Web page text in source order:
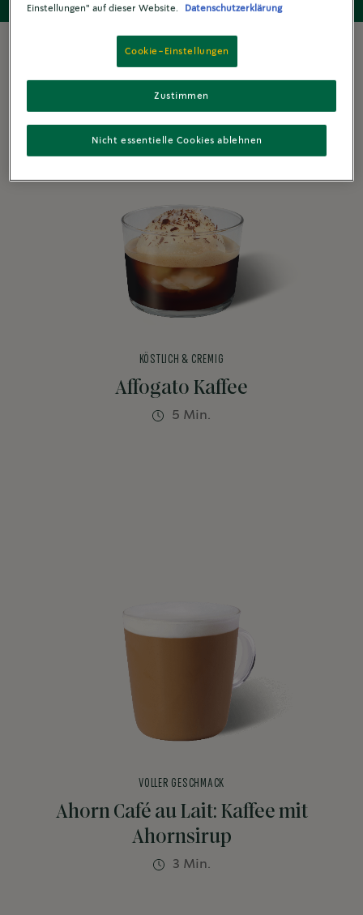
Affogato Kaffee
KÖSTLICH & CREMIG
5 Min.
Ahorn Café au Lait: Kaffee mit
Ahornsirup
VOLLER GESCHMACK
3 Min.
Einstellungen" auf dieser Website.
Datenschutzerklärung
Cookie-Einstellungen
Nicht essentielle Cookies ablehnen
Zustimmen